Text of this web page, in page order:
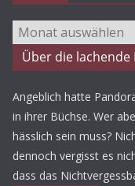
Archiv
Über die lachende
Angeblich hatte
in ihrer Büchse. Wer
hässlich sein muss?
dennoch vergisst es
dass das